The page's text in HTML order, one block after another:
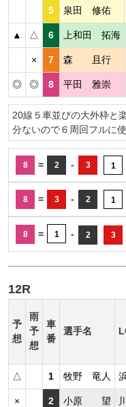
5 泉田 修佑
▲ △ 6 上和田 拓海
× 7 森 且行
◎ ◎ 8 平田 雅崇
20線５車並びの大外枠と
分ないので６周回フルに
8 = 2 - 3 1
8 = 3 - 2 1
8 = 1 - 2 3
12R
予
想
雨
予
想
車
番
選手名
△ 1 牧野 竜人
× 2 小原 望